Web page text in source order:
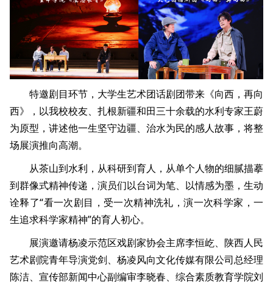
特邀剧目环节，大学生艺术团话剧团带来《向西，再向
西》，以我校校友、扎根新疆和田三十余载的水利专家王蔚
为原型，讲述他一生坚守边疆、治水为民的感人故事，将整
场展演推向高潮。
从茶山到水利，从科研到育人，从单个人物的细腻描摹
到群像式精神传递，演员们以台词为笔、以情感为墨，生动
诠释了“看一次剧目，受一次精神洗礼，演一次科学家，一
生追求科学家精神”的育人初心。
展演邀请杨凌示范区戏剧家协会主席李恒屹、陕西人民
艺术剧院青年导演党剑、杨凌风向文化传媒有限公司总经理
陈洁、宣传部新闻中心副编审李晓春、综合素质教育学院刘